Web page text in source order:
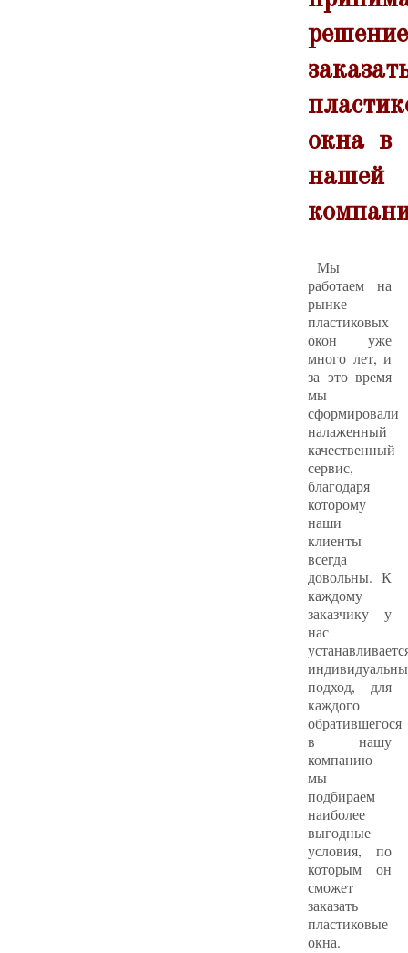
решение
окна в
нашей
Мы
работаем на
рынке
пластиковых
окон уже
много лет, и
за это время
мы
сформировали
налаженный
качественный
сервис,
благодаря
которому
наши
клиенты
всегда
довольны. К
каждому
заказчику у
нас
подход, для
каждого
обратившегося
в нашу
компанию
мы
подбираем
наиболее
выгодные
условия, по
которым он
сможет
заказать
пластиковые
окна.